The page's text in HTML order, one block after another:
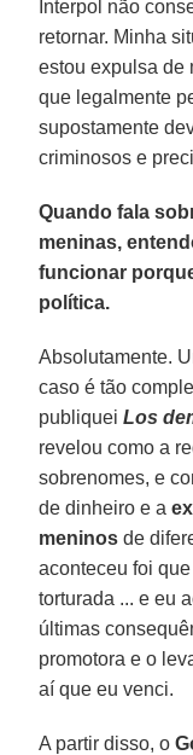
Interpol não
retornar. Minha
estou expulsa de
que legalmente
supostamente
criminosos e
Quando fala
meninas,
funcionar
política.
Absolutamente.
caso é tão
publiqueiLos
revelou como a
sobrenomes, e
de dinheiro e a
meninos de
aconteceu foi
torturada ... e eu
últimas
promotora e o
aí que eu venci.
A partir disso, o